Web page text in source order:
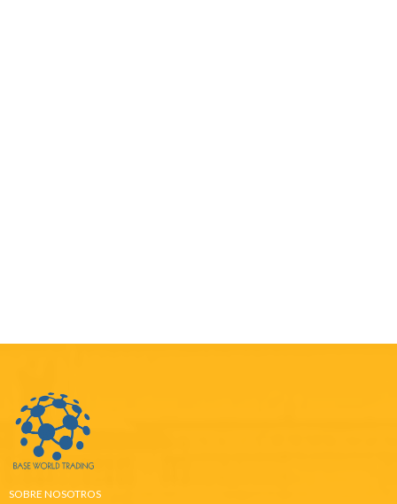
SOBRE NOSOTROS